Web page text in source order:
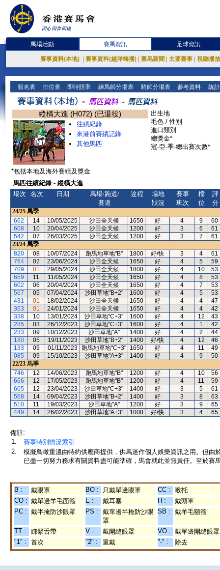
馬場活動 賽馬資訊 足球資訊
賽事資料(本地) 賽事資料(越洋轉播) 賽馬新聞 主要賽事 視聽播
報名表 排位表 即時賠率 練馬師分場表 騎師分場表 參考資料 統
縱橫大進 (H072) (已退役)
往績紀錄
來港前賽績記錄
其他馬匹
出生地
毛色 / 性別
進口類別
總獎金*
冠-亞-季-總出賽次數*
*包括本地及海外賽績及獎金
馬匹往績紀錄 - 縱橫大進
場次
名次 日期
馬場/跑道/
賽道
途程
場地
狀況
賽事
班次
檔
位
評
分
24/25 馬季
662
14 10/05/2025 沙田全天候 1650 好 4 9
60
608
10 20/04/2025 沙田全天候 1200 好 3 6
61
542
07 26/03/2025 沙田全天候 1200 好 3 7
61
23/24 馬季
820
08 10/07/2024 跑馬地草地"B" 1800 好/快 3 4
61
764
02 23/06/2024 沙田全天候 1650 好 4 5
59
709
01 29/05/2024 沙田全天候 1800 好 4 10
53
659
11 11/05/2024 沙田全天候 1650 好 4 8
53
602
06 20/04/2024 沙田全天候 1650 好 4 7
53
567
05 07/04/2024 沙田草地"B+2" 1600 好 4 5
53
431
01 18/02/2024 沙田全天候 1650 好 4 4
47
363
01 24/01/2024 沙田全天候 1650 好 4 4
42
338
10 13/01/2024 沙田草地"C+3" 1600 好 4 12
43
285
03 26/12/2023 沙田草地"C+3" 1600 好 4 1
42
233
09 10/12/2023 沙田草地"A" 1400 好 4 2
44
180
05 19/11/2023 沙田草地"B+2" 1400 好/快 4 12
46
133
09 01/11/2023 跑馬地草地"C+3" 1650 好 4 11
49
085
09 15/10/2023 沙田草地"A+3" 1400 好 4 9
50
22/23 馬季
746
12 14/06/2023 跑馬地草地"B" 1200 好 4 10
56
666
12 17/05/2023 跑馬地草地"B" 1200 好 4 11
59
605
12 23/04/2023 沙田草地"C+3" 1400 好 3 5
61
568
14 09/04/2023 沙田草地"B+2" 1400 好 3 8
63
510
11 19/03/2023 沙田草地"A" 1200 好 3 9
65
449
14 26/02/2023 沙田草地"A+3" 1000 好/快 3 4 65
備註:
1.
賽事特別情況索引
2.
模擬鳥瞰重溫由特約供應商提供，供馬迷作個人娛樂資訊之用。但
已盡一切努力務求有關資料盡可能準確，馬會就此並無責任。至於賽
B : 戴眼罩 BO : 只戴單邊眼罩 CC :
喉托
CO : 戴單邊羊毛面箍 E : 戴耳塞 H :
戴頭罩
PC : 戴半掩防沙眼罩 PS :
戴單邊半掩防沙眼
罩
SB : 戴羊毛額箍
TT : 綁繫舌帶 V : 戴開縫眼罩 VO : 戴單邊開縫眼罩
"1" :
首次 "2" : 重戴 "-" : 除去